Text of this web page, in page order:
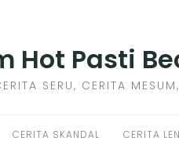
Hot Pasti
SERU, CERITA
CERITA SKANDAL CERITA